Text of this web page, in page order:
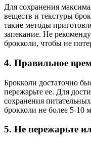
Для сохранения
веществ и текстуры
такие методы
запекание. Не
брокколи, чтобы не
4. Правильное
Брокколи достаточно
пережарьте ее. Для
сохранения
брокколи не более 5-10
5. Не пережарьте